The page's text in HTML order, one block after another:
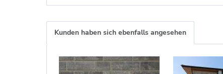
Kunden haben sich ebenfalls angesehen